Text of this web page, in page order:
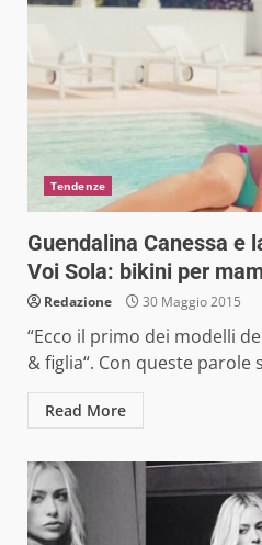
Tendenze
Guendalina Canessa e
Voi Sola: bikini per
Redazione 30 Maggio 2015
“Ecco il primo dei modelli
& figlia“. Con queste parole
Read More